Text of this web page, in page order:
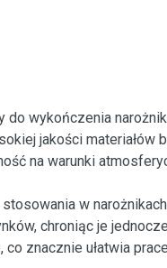
wykończenia
jakości materiałów
na warunki
w
chroniąc je
znacznie ułatwia